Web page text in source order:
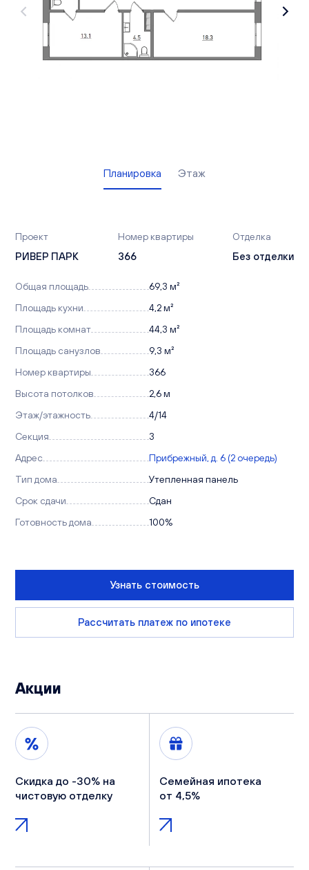
Вакансии
Офисы продаж
Контакты
Планировка Этаж
Проект
РИВЕР ПАРК
Номер квартиры
366
Отделка
Без отделки
Общая площадь
69,3 м²
Площадь кухни
4,2 м²
Площадь комнат
44,3 м²
Площадь санузлов
9,3 м²
Номер квартиры
366
Высота потолков
2,6 м
Этаж/этажность
4/14
Секция
3
Адрес
Прибрежный, д. 6 (2 очередь)
Тип дома
Утепленная панель
Срок сдачи
Сдан
Готовность дома
100%
Узнать стоимость
Рассчитать платеж по ипотеке
Акции
Скидка до -30% на
чистовую отделку
Семейная ипотека
от 4,5%